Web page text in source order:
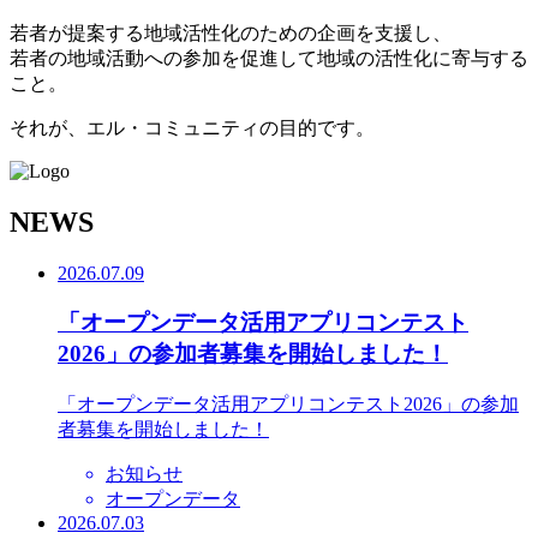
若者が提案する地域活性化のための企画を支援し、
若者の地域活動への参加を促進して地域の活性化に寄与する
こと。
それが、エル・コミュニティの目的です。
NEWS
2026.07.09
「オープンデータ活用アプリコンテスト
2026」の参加者募集を開始しました！
「オープンデータ活用アプリコンテスト2026」の参加
者募集を開始しました！
お知らせ
オープンデータ
2026.07.03